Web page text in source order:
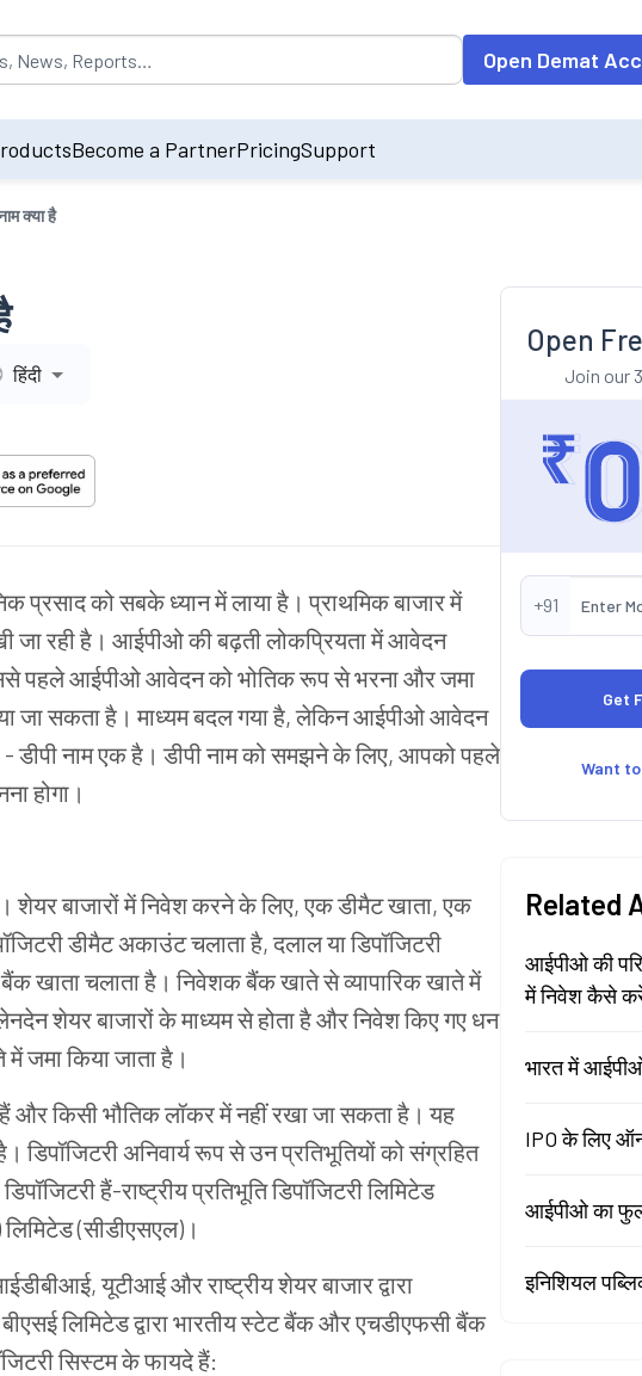
by default on accessing the input field. On entering data into the input
Open Demat
Become a PartnerPricingSupport
क्या है
हिंदी
प्रसादकोसबके ध्यान में लायाहै। प्राथमिकबाजारमें
जारहीहै। आईपीओकीबढ़तीलोकप्रियतामेंआवेदन
पहलेआईपीओआवेदनकोभोतिकरूपसेभरनाऔरजमा
जासकताहै। माध्यमबदलगयाहै,लेकिनआईपीओआवेदन
-डीपीनामएकहै। डीपीनामकोसमझनेकेलिए, आपकोपहले
होगा।
शेयरबाजारोंमेंनिवेशकरनेकेलिए,एकडीमैटखाता,एक
डीमैटअकाउंटचलाताहै,दलालयाडिपॉजिटरी
बैंकखाताचलाताहै। निवेशकबैंकखातेसेव्यापारिकखातेमें
शेयर बाजारोंकेमाध्यमसेहोताहैऔरनिवेशकिएगए धन
मेंजमाकियाजाताहै।
हैंऔरकिसीभौतिकलॉकरमेंनहींरखाजासकताहै। यह
डिपॉजिटरीअनिवार्यरूपसेउनप्रतिभूतियोंकोसंग्रहित
डिपॉजिटरीहैं-राष्ट्रीयप्रतिभूतिडिपॉजिटरीलिमिटेड
लिमिटेड(सीडीएसएल) ।
,यूटीआईऔरराष्ट्रीय शेयर बाजारद्वारा
बीएसईलिमिटेडद्वाराभारतीयस्टेटबैंकऔरएचडीएफसीबैंक
सिस्टमकेफायदेहैं:
Open
Join our
+91
Want
Related
आईपीओ की
में निवेश कैसे
भारत में
IPO के लिए
आईपीओ का फुल
इनिशियल